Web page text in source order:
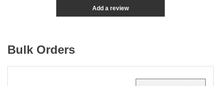
Add a review
Bulk Orders